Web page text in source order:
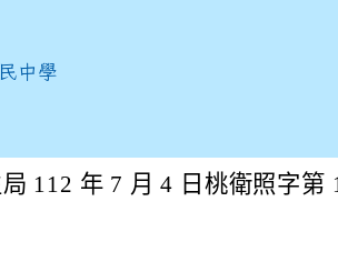
服務知識圖卡」
112 年 7 月 4 日桃衛照字第